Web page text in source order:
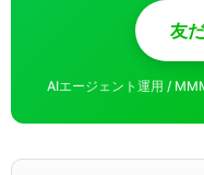
友
AIエージェント運用 /